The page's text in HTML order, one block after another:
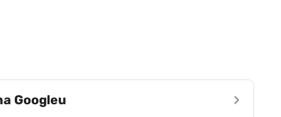
Googleu ›